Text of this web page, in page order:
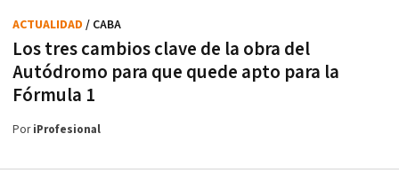
Los tres cambios clave de la obra del
Autódromo para que quede apto para la
Fórmula 1
ACTUALIDAD / CABA
PoriProfesional